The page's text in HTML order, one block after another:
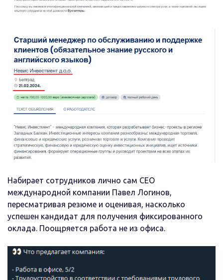
Набирает сотрудников лично сам CEO
международной компании Павел Логинов,
пересматривая резюме и оценивая, насколько
успешен кандидат для получения фиксированного
оклада. Поощряется работа не из офиса.